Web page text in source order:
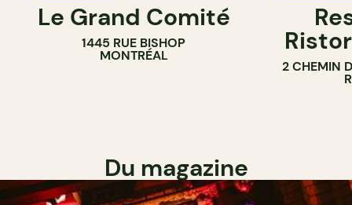
Le Grand Comité
1445 RUE BISHOP
MONTRÉAL
2 CHEMIN
Du magazine